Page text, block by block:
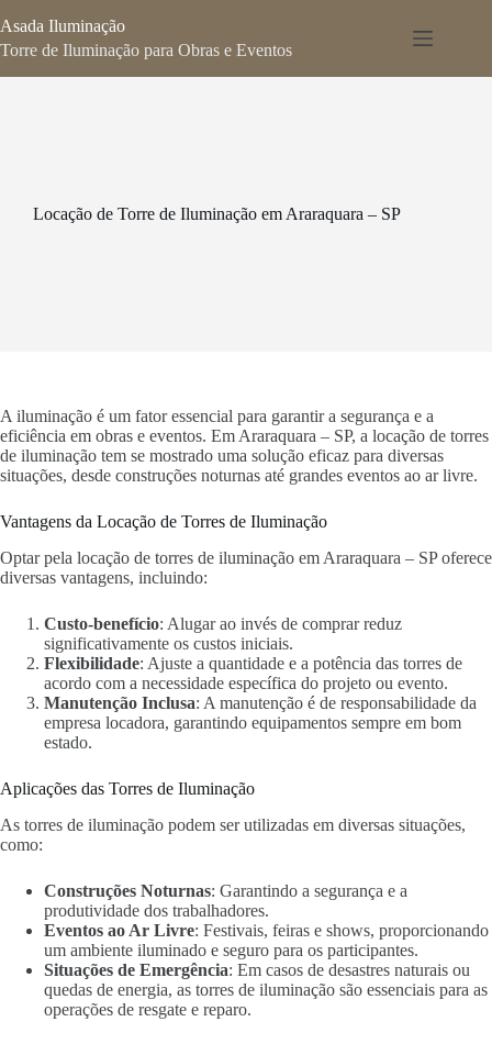
para
o
Asada Iluminação
Torre de Iluminação para Obras e Eventos
Locação de Torre de Iluminação em Araraquara – SP
A iluminação é um fator essencial para garantir a segurança e a
eficiência em obras e eventos. Em Araraquara – SP, a locação de torres
de iluminação tem se mostrado uma solução eficaz para diversas
situações, desde construções noturnas até grandes eventos ao ar livre.
Vantagens da Locação de Torres de Iluminação
Optar pela locação de torres de iluminação em Araraquara – SP oferece
diversas vantagens, incluindo:
Custo-benefício: Alugar ao invés de comprar reduz
significativamente os custos iniciais.
Flexibilidade: Ajuste a quantidade e a potência das torres de
acordo com a necessidade específica do projeto ou evento.
Manutenção Inclusa: A manutenção é de responsabilidade da
empresa locadora, garantindo equipamentos sempre em bom
estado.
Aplicações das Torres de Iluminação
As torres de iluminação podem ser utilizadas em diversas situações,
como:
Construções Noturnas: Garantindo a segurança e a
produtividade dos trabalhadores.
Eventos ao Ar Livre: Festivais, feiras e shows, proporcionando
um ambiente iluminado e seguro para os participantes.
Situações de Emergência: Em casos de desastres naturais ou
quedas de energia, as torres de iluminação são essenciais para as
operações de resgate e reparo.